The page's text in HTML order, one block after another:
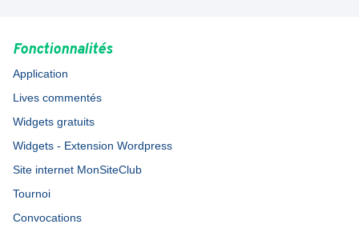
Fonctionnalités
Application
Lives commentés
Widgets gratuits
Widgets - Extension Wordpress
Site internet MonSiteClub
Tournoi
Convocations